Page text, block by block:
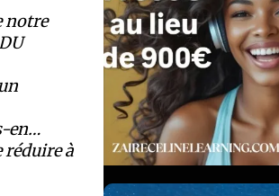
notre
en…
réduire à